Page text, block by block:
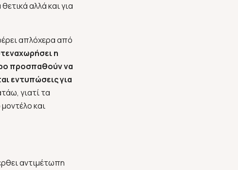
αλλά και για
απλόχερα από
η
προσπαθούν να
εντυπώσεις για
γιατί τα
και
αντιμέτωπη